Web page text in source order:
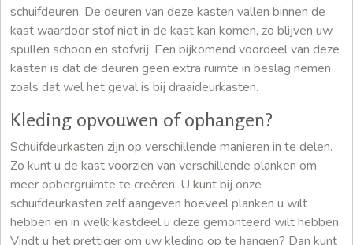
schuifdeuren. De deuren van deze kasten vallen binnen de
kast waardoor stof niet in de kast kan komen, zo blijven uw
spullen schoon en stofvrij. Een bijkomend voordeel van deze
kasten is dat de deuren geen extra ruimte in beslag nemen
zoals dat wel het geval is bij draaideurkasten.
Kleding opvouwen of ophangen?
Schuifdeurkasten zijn op verschillende manieren in te delen.
Zo kunt u de kast voorzien van verschillende planken om
meer opbergruimte te creëren. U kunt bij onze
schuifdeurkasten zelf aangeven hoeveel planken u wilt
hebben en in welk kastdeel u deze gemonteerd wilt hebben.
Vindt u het prettiger om uw kleding op te hangen? Dan kunt